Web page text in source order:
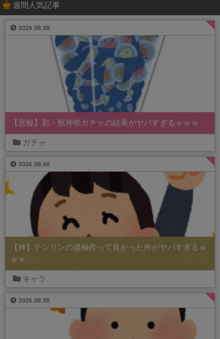
週間人気記事
2026.08.08
【悲報】彩・獣神祭ガチャの結果がヤバすぎるｗｗｗ
ガチャ
2026.08.06
【神】テンリンの運極作って良かった件がヤバすぎるｗ
ｗｗ
キャラ
2026.08.05